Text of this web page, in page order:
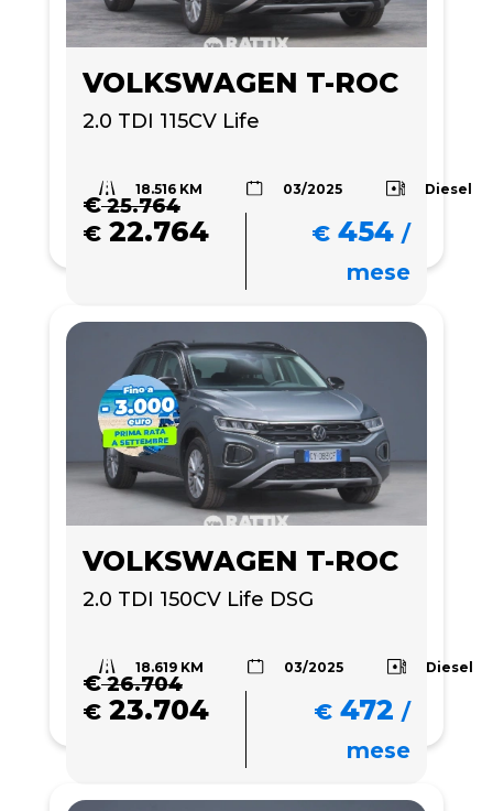
VOLKSWAGEN T-ROC
2.0 TDI 115CV Life
18.516 KM 03/2025 Diesel
€25.764
€ 22.764 € 454 /
mese
VOLKSWAGEN T-ROC
2.0 TDI 150CV Life DSG
18.619 KM 03/2025 Diesel
€26.704
€ 23.704 € 472 /
mese